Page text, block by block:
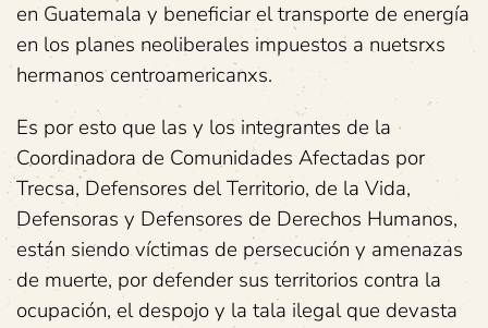
en Guatemala y beneficiar el transporte de energía
en los planes neoliberales impuestos a nuetsrxs
hermanos centroamericanxs.
Es por esto que las y los integrantes de la
Coordinadora de Comunidades Afectadas por
Trecsa, Defensores del Territorio, de la Vida,
Defensoras y Defensores de Derechos Humanos,
están siendo víctimas de persecución y amenazas
de muerte, por defender sus territorios contra la
ocupación, el despojo y la tala ilegal que devasta